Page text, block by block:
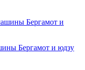
Бергамот и юдзу